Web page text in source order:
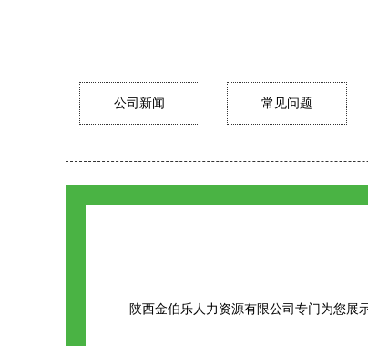
公司新闻 常见问题
陕西金伯乐人力资源有限公司专门为您展